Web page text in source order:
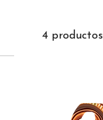
4 productos